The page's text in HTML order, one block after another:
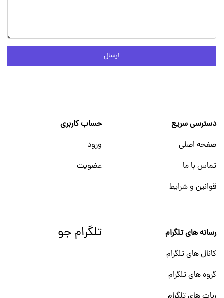
ارسال
دسترسی سریع
صفحه اصلی
تماس با ما
قوانین و شرایط
حساب کاربری
ورود
عضویت
رسانه های تلگرام
کانال های تلگرام
گروه های تلگرام
تلگرام جو